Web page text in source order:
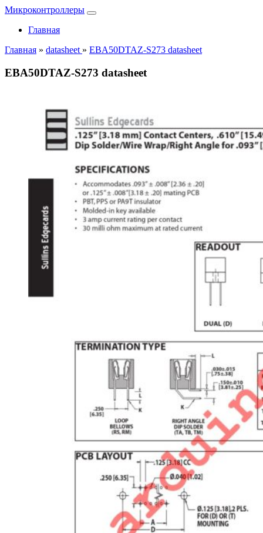
Микроконтроллеры
Главная
Главная » datasheet » EBA50DTAZ-S273 datasheet
EBA50DTAZ-S273 datasheet